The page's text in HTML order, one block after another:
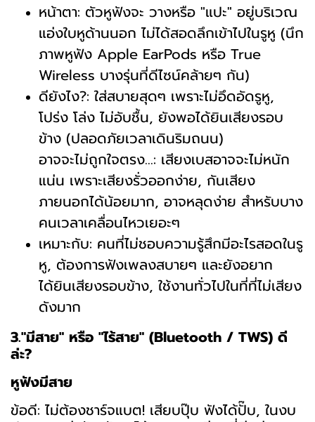
หน้าตา: ตัวหูฟังจะ วางหรือ "แปะ" อยู่บริเวณ
แอ่งใบหูด้านนอก ไม่ได้สอดลึกเข้าไปในรูหู (นึก
ภาพหูฟัง Apple EarPods หรือ True
Wireless บางรุ่นที่ดีไซน์คล้ายๆ กัน)
ดียังไง?: ใส่สบายสุดๆ เพราะไม่อึดอัดรูหู,
โปร่ง โล่ง ไม่อับชื้น, ยังพอได้ยินเสียงรอบ
ข้าง (ปลอดภัยเวลาเดินริมถนน)
อาจจะไม่ถูกใจตรง...: เสียงเบสอาจจะไม่หนัก
แน่น เพราะเสียงรั่วออกง่าย, กันเสียง
ภายนอกได้น้อยมาก, อาจหลุดง่าย สำหรับบาง
คนเวลาเคลื่อนไหวเยอะๆ
เหมาะกับ: คนที่ไม่ชอบความรู้สึกมีอะไรสอดในรู
หู, ต้องการฟังเพลงสบายๆ และยังอยาก
ได้ยินเสียงรอบข้าง, ใช้งานทั่วไปในที่ที่ไม่เสียง
ดังมาก
3."มีสาย" หรือ "ไร้สาย" (Bluetooth / TWS) ดี
ล่ะ?
หูฟังมีสาย
ข้อดี: ไม่ต้องชาร์จแบต! เสียบปุ๊บ ฟังได้ปั๊บ, ในงบ